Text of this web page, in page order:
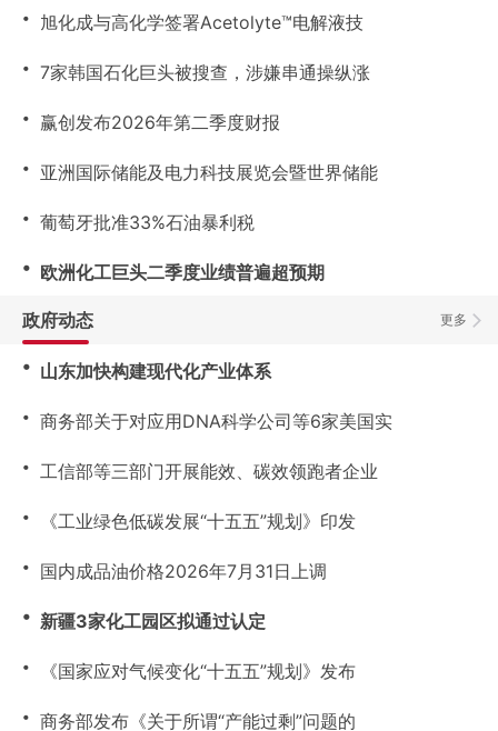
・ 旭化成与高化学签署Acetolyte™电解液技
・ 7家韩国石化巨头被搜查，涉嫌串通操纵涨
・ 赢创发布2026年第二季度财报
・ 亚洲国际储能及电力科技展览会暨世界储能
・ 葡萄牙批准33%石油暴利税
・ 欧洲化工巨头二季度业绩普遍超预期
更多
政府动态
・ 山东加快构建现代化产业体系
・ 商务部关于对应用DNA科学公司等6家美国实
・ 工信部等三部门开展能效、碳效领跑者企业
・ 《工业绿色低碳发展“十五五”规划》印发
・ 国内成品油价格2026年7月31日上调
・ 新疆3家化工园区拟通过认定
・ 《国家应对气候变化“十五五”规划》发布
・ 商务部发布《关于所谓“产能过剩”问题的